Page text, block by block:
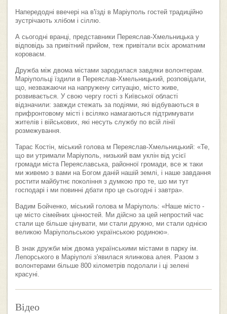
Напередодні ввечері на в'їзді в Маріуполь гостей традиційно
зустрічають хлібом і сіллю.
А сьогодні вранці, представники Переяслав-Хмельницька у
відповідь за привітний прийом, теж привітали всіх ароматним
короваєм.
Дружба між двома містами зародилася завдяки волонтерам.
Маріупольці їздили в Переяслав-Хмельницький, розповідали,
що, незважаючи на напружену ситуацію, місто живе,
розвивається. У свою чергу гості з Київської області
відзначили: завжди стежать за подіями, які відбуваються в
прифронтовому місті і всіляко намагаються підтримувати
жителів і військових, які несуть службу по всій лінії
розмежування.
Тарас Костін, міський голова м Переяслав-Хмельницький: «Те,
що ви утримали Маріуполь, низький вам уклін від усієї
громади міста Переяславська, районної громади, все ж таки
ми живемо з вами на Богом даній нашій землі, і наше завдання
ростити майбутнє покоління з думкою про те, шо ми тут
господарі і ми повинні дбати про це сьогодні і завтра».
Вадим Бойченко, міський голова м Маріуполь: «Наше місто -
це місто сімейних цінностей. Ми дійсно за цей непростий час
стали ще більше цінувати, ми стали дружно, ми стали однією
великою Маріупольською українською родиною».
В знак дружби між двома українськими містами в парку ім.
Лепорського в Маріуполі з'явилася ялинкова алея. Разом з
волонтерами більше 800 кілометрів подолали і ці зелені
красуні.
Відео